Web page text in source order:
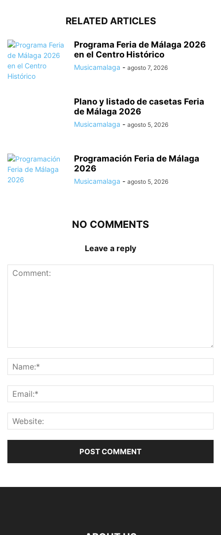
RELATED ARTICLES
Programa Feria de Málaga 2026
en el Centro Histórico
Musicamalaga - agosto 7, 2026
Plano y listado de casetas Feria
de Málaga 2026
Musicamalaga - agosto 5, 2026
Programación Feria de Málaga
2026
Musicamalaga - agosto 5, 2026
NO COMMENTS
Leave a reply